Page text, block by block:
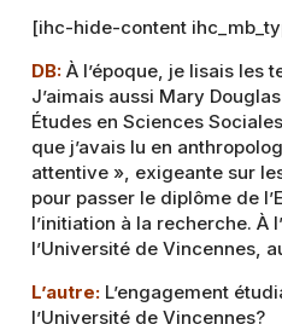
[ihc-hide-content
DB: À l’époque, je lisais les
J’aimais aussi Mary
Études en Sciences
que j’avais lu en
attentive », exigeante sur
pour passer le diplôme de
l’initiation à la recherche. À
l’Université de Vincennes,
L’autre: L’engagement
l’Université de Vincennes?